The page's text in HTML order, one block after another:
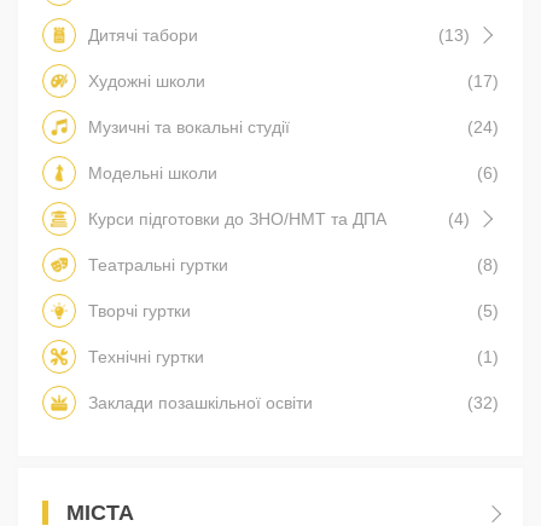
Дитячі табори (13)
Художні школи (17)
Музичні та вокальні студії (24)
Модельні школи (6)
Курси підготовки до ЗНО/НМТ та ДПА (4)
Театральні гуртки (8)
Творчі гуртки (5)
Технічні гуртки (1)
Заклади позашкільної освіти (32)
МІСТА